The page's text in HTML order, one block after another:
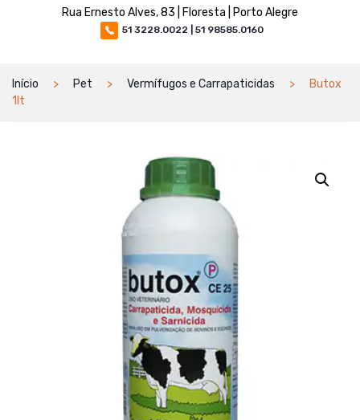
MATERIAIS E EQUIPAMENTOS
Rua Ernesto Alves, 83 | Floresta | Porto Alegre
51 3228.0022 | 51 98585.0160
Início Pet Vermífugos e Carrapaticidas
Butox
1lt